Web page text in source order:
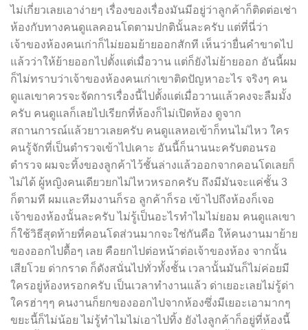
ไม่เกี่ยวเลยเอาง่ายๆ เรื่องของเรื่องมันมีอยู่ว่าลูกค้าก็ติดต่อเช่า
ห้องกับทางคนดูแลคอนโดตามปกตินั้นละครับ แต่ที่นี่ว่า
เจ้าของห้องคนเก่าก็ไม่ยอมย้ายออกสักที เห็นว่ายื่นคำขาดไป
แล้วว่าให้ย้ายออกไปตั้งแต่เมื่อวาน แต่ก็ยังไม่ย้ายออก อันนี้ผม
ก็ไม่ทราบว่าเจ้าของห้องคนเก่าเขาติดปัญหาอะไร จริงๆ คน
ดูแลเขาควรจะจัดการเรื่องนี้ไปตั้งแต่เมื่อวานแล้วคงจะลืมมั้ง
ครับ คนดูแลก็เลยไปเรียกที่ห้องก็ไม่เปิดห้อง ดูจาก
สถานการณ์แล้วยาวเลยครับ คนดูแลหอเข้าก็ทนไม่ไหว ใคร
คนรู้จักที่เป็นตำรวจเข้าไปเคาะ อันนี้ก็นานนะครับตอนรอ
ตำรวจ ผมจะทิ้งของลูกค้าไว้ชั้นล่างแล้วออกจากคอนโดเลยก็
ไม่ได้ ผู้หญิงคนเดียวยกไม่ไหวหรอกครับ ถึงมีมันจะแค่ชั้น 3
ก็ตามที ผมและทีมงานก็รอ ลูกค้าก็รอ เข้าไปถึงห้องก็เจอ
เจ้าของห้องนั้นละครับ ไม่รู้เป็นอะไรทำไมไม่ยอม คนดูแลเขา
ก็ใช้วิธีสุดท้ายที่คอนโดส่วนมากจะใช่กันคือ ให้คนงานมาย้าย
ของออกไปดื้อๆ เลย คือยกไปต่อหน้าต่อเจ้าของห้อง จากนั้น
เสียโวย ด่ากราด ก็ดังสนั่นไปทั่วทั้งชั้น เวลานั้นมันก็ไม่ค่อยมี
ใครอยู่ห้องหรอกครับ เป็นเวลาทำงานแล้ว ด่าเยอะเลยไม่รู้ด่า
ใครฮ่าๆๆ คนงานก็ยกของออกไปจากห้องซึ่งมีเยอะเอามากๆ
ขยะนี้ก็ไม่น้อย ไม่รู้ทำไมไม่เอาไปทิ้ง ยังไงลูกค้าก็อยู่ที่ห้องนี้